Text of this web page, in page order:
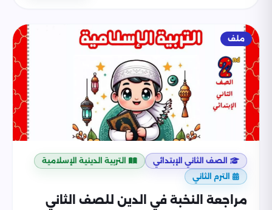
ملف
الصف الثاني الإبتدائي
التربية الدينية الإسلامية
الترم الثاني
مراجعة النخبة في الدين للصف الثاني